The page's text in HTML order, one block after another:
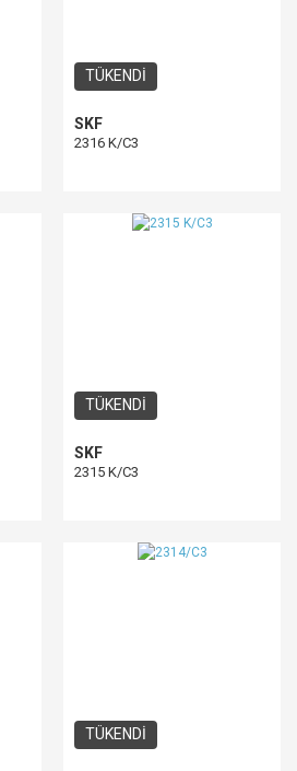
TÜKENDİ
SKF
2316 K/C3
TÜKENDİ
SKF
2315 K/C3
TÜKENDİ